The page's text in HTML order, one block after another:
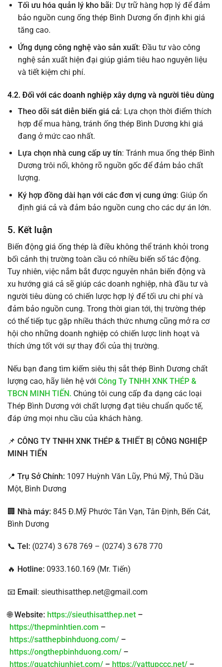
Tối ưu hóa quản lý kho bãi: Dự trữ hàng hợp lý để đảm
bảo nguồn cung ống thép Bình Dương ổn định khi giá
tăng cao.
Ứng dụng công nghệ vào sản xuất: Đầu tư vào công
nghệ sản xuất hiện đại giúp giảm tiêu hao nguyên liệu
và tiết kiệm chi phí.
4.2. Đối với các doanh nghiệp xây dựng và người tiêu dùng
Theo dõi sát diễn biến giá cả: Lựa chọn thời điểm thích
hợp để mua hàng, tránh ống thép Bình Dương khi giá
đang ở mức cao nhất.
Lựa chọn nhà cung cấp uy tín: Tránh mua ống thép Bình
Dương trôi nổi, không rõ nguồn gốc để đảm bảo chất
lượng.
Ký hợp đồng dài hạn với các đơn vị cung ứng: Giúp ổn
định giá cả và đảm bảo nguồn cung cho các dự án lớn.
5. Kết luận
Biến động giá ống thép là điều không thể tránh khỏi trong
bối cảnh thị trường toàn cầu có nhiều biến số tác động.
Tuy nhiên, việc nắm bắt được nguyên nhân biến động và
xu hướng giá cả sẽ giúp các doanh nghiệp, nhà đầu tư và
người tiêu dùng có chiến lược hợp lý để tối ưu chi phí và
đảm bảo nguồn cung. Trong thời gian tới, thị trường thép
có thể tiếp tục gặp nhiều thách thức nhưng cũng mở ra cơ
hội cho những doanh nghiệp có chiến lược linh hoạt và
thích ứng tốt với sự thay đổi của thị trường.
Nếu bạn đang tìm kiếm siêu thị sắt thép Bình Dương chất
lượng cao, hãy liên hệ với Công Ty TNHH XNK THÉP &
TBCN MINH TIẾN. Chúng tôi cung cấp đa dạng các loại
Thép Bình Dương với chất lượng đạt tiêu chuẩn quốc tế,
đáp ứng mọi nhu cầu của khách hàng.
📌 CÔNG TY TNHH XNK THÉP & THIẾT BỊ CÔNG NGHIỆP
MINH TIẾN
📍 Trụ Sở Chính: 1097 Huỳnh Văn Lũy, Phú Mỹ, Thủ Dầu
Một, Bình Dương
🏢 Nhà máy: 845 Đ.Mỹ Phước Tân Vạn, Tân Định, Bến Cát,
Bình Dương
📞 Tel: (0274) 3 678 769 – (0274) 3 678 770
🔥 Hotline: 0933.160.169 (Mr. Tiến)
📧 Email: sieuthisatthep.net@gmail.com
🌐Website: https://sieuthisatthep.net –
https://thepminhtien.com –
https://satthepbinhduong.com/ –
https://ongthepbinhduong.com/ –
https://quatchiunhiet.com/ – https://vattupccc.net/ –